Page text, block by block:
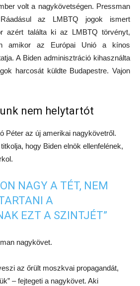
volt a nagykövetségen. Pressman
az LMBTQ jogok ismert
azért találta ki az LMBTQ törvényt,
amikor az Európai Unió a kínos
A Biden adminisztráció kihasználta
harcosát küldte Budapestre. Vajon
nem helytartót
Péter az új amerikai nagykövetről.
hogy Biden elnök ellenfelének,
NAGY A TÉT, NEM
A
EZT A SZINTJÉT”
nagykövet.
az őrült moszkvai propagandát,
– fejtegeti a nagykövet. Aki